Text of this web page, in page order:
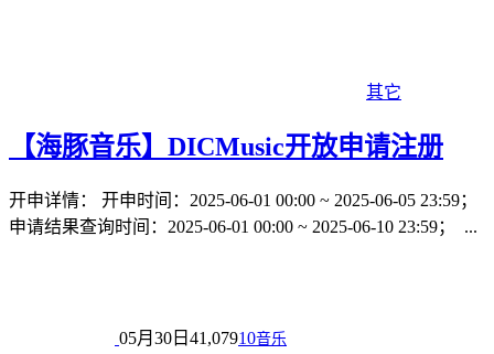
其它
【海豚音乐】DICMusic开放申请注册
开申详情： 开申时间：2025-06-01 00:00 ~ 2025-06-05 23:59；
申请结果查询时间：2025-06-01 00:00 ~ 2025-06-10 23:59； ...
05月30日 41,07910音乐